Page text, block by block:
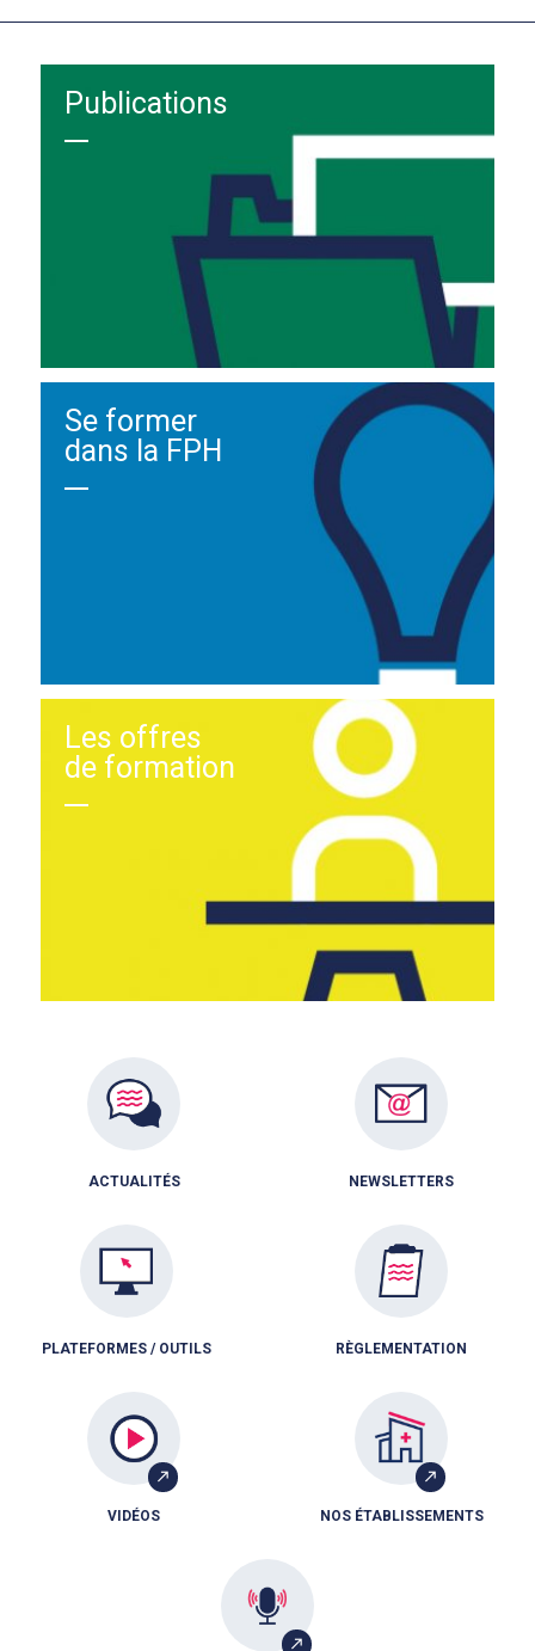
Publications
Se former
dans la FPH
Les offres
de formation
ACTUALITÉS NEWSLETTERS
PLATEFORMES / OUTILS RÈGLEMENTATION
VIDÉOS NOS ÉTABLISSEMENTS